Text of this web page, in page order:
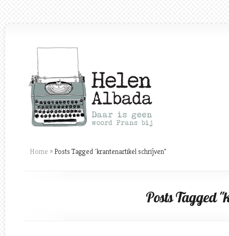
Home » Posts Tagged"krantenartikel schrijven"
Posts Tagged